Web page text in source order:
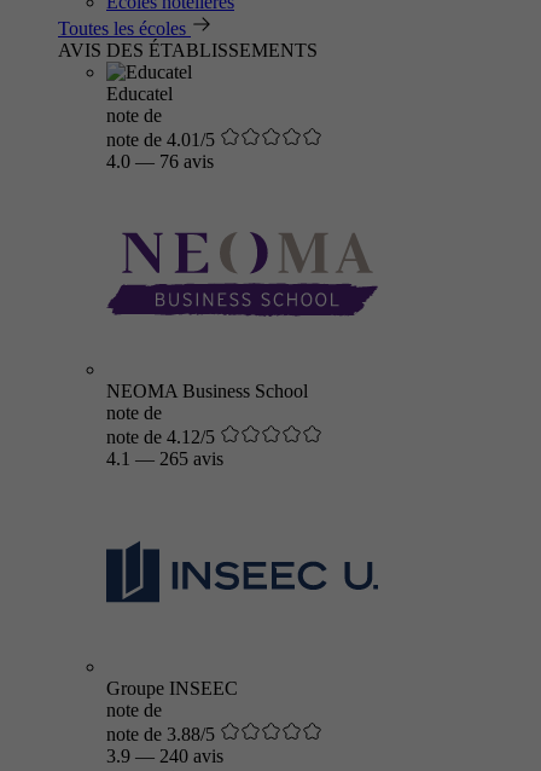
Toutes les écoles
AVIS DES ÉTABLISSEMENTS
Educatel
note de
note de 4.01/5
4.0 — 76 avis
NEOMA Business School
note de
note de 4.12/5
4.1 — 265 avis
Groupe INSEEC
note de
note de 3.88/5
3.9 — 240 avis